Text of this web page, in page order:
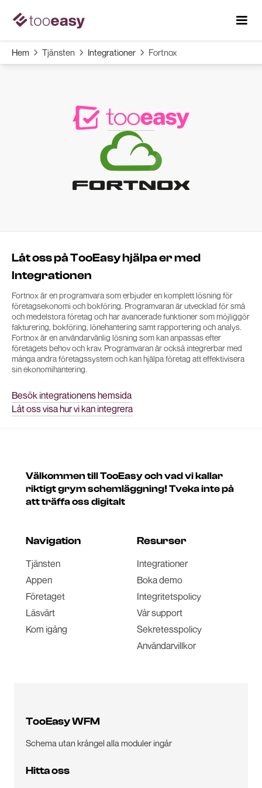
Hem  Tjänsten  Integrationer  Fortnox
Låt oss på TooEasy hjälpa er med
Integrationen
Fortnox är en programvara som erbjuder en komplett lösning för
företagsekonomi och bokföring. Programvaran är utvecklad för små
och medelstora företag och har avancerade funktioner som möjliggör
fakturering, bokföring, lönehantering samt rapportering och analys.
Fortnox är en användarvänlig lösning som kan anpassas efter
företagets behov och krav. Programvaran är också integrerbar med
många andra företagssystem och kan hjälpa företag att effektivisera
sin ekonomihantering.
Låt oss visa hur vi kan integrera
Besök integrationens hemsida
Välkommen till TooEasy och vad vi kallar
riktigt grym schemläggning! Tveka inte på
att träffa oss digitalt
Navigation
Tjänsten
Appen
Företaget
Läsvärt
Kom igång
Resurser
Integrationer
Boka demo
Integritetspolicy
Vår support
Sekretesspolicy
Användarvillkor
TooEasy WFM
Schema utan krångel alla moduler ingår
Hitta oss